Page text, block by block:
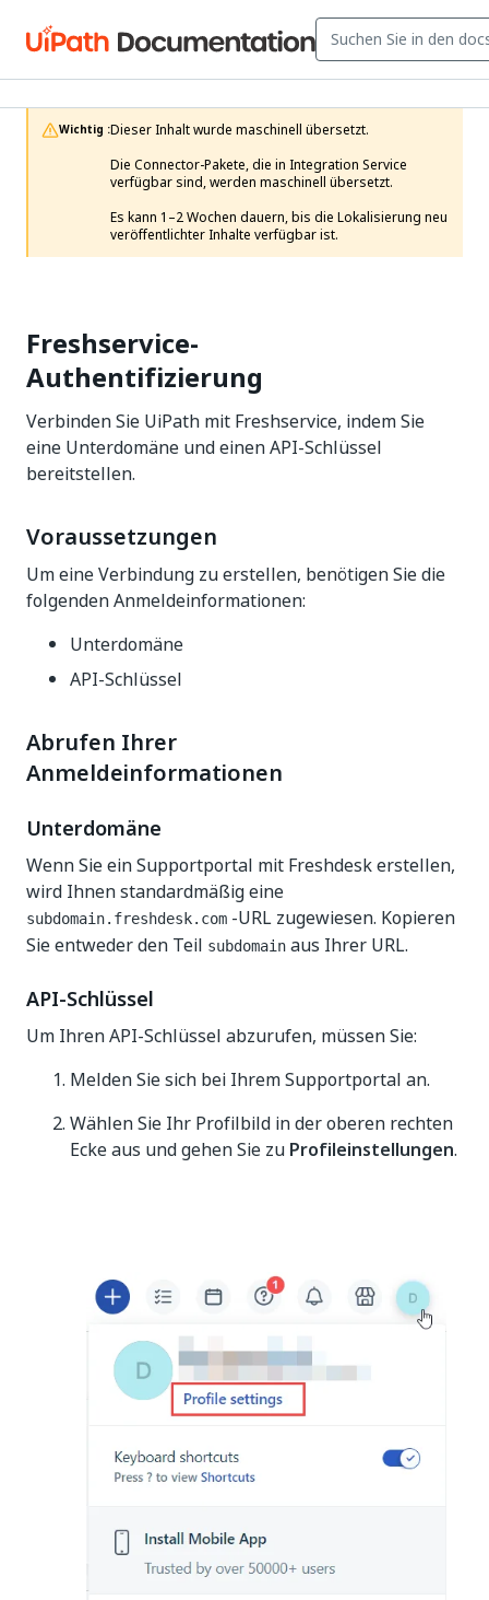
Wichtig :Dieser Inhalt wurde maschinell übersetzt.
Die Connector-Pakete, die in Integration Service
verfügbar sind, werden maschinell übersetzt.
Es kann 1–2 Wochen dauern, bis die Lokalisierung neu
veröffentlichter Inhalte verfügbar ist.
Freshservice-
Authentifizierung
Verbinden Sie UiPath mit Freshservice, indem Sie
eine Unterdomäne und einen API-Schlüssel
bereitstellen.
Voraussetzungen
Um eine Verbindung zu erstellen, benötigen Sie die
folgenden Anmeldeinformationen:
Unterdomäne
API-Schlüssel
Abrufen Ihrer
Anmeldeinformationen
Unterdomäne
Wenn Sie ein Supportportal mit Freshdesk erstellen,
wird Ihnen standardmäßig eine
subdomain.freshdesk.com -URL zugewiesen. Kopieren
Sie entweder den Teil subdomain aus Ihrer URL.
API-Schlüssel
Um Ihren API-Schlüssel abzurufen, müssen Sie:
Melden Sie sich bei Ihrem Supportportal an.
Wählen Sie Ihr Profilbild in der oberen rechten
Ecke aus und gehen Sie zu Profileinstellungen.